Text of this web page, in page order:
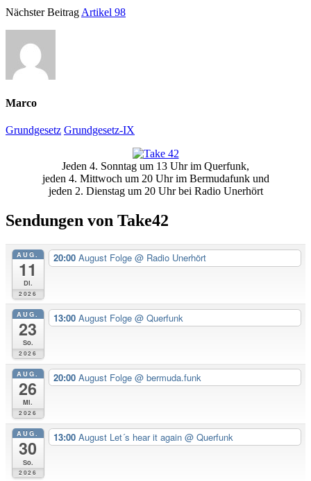
Nächster Beitrag Artikel 98
Marco
Grundgesetz Grundgesetz-IX
SeitenleisteJeden 4. Sonntag um 13 Uhr im Querfunk,
jeden 4. Mittwoch um 20 Uhr im Bermudafunk und
jeden 2. Dienstag um 20 Uhr bei Radio Unerhört
Sendungen von Take42
AUG.
11
Di.
2026
20:00 August Folge @ Radio Unerhört
AUG.
23
So.
2026
13:00 August Folge @ Querfunk
AUG.
26
Mi.
2026
20:00 August Folge @ bermuda.funk
AUG.
30
So.
2026
13:00 August Let´s hear it again @ Querfunk